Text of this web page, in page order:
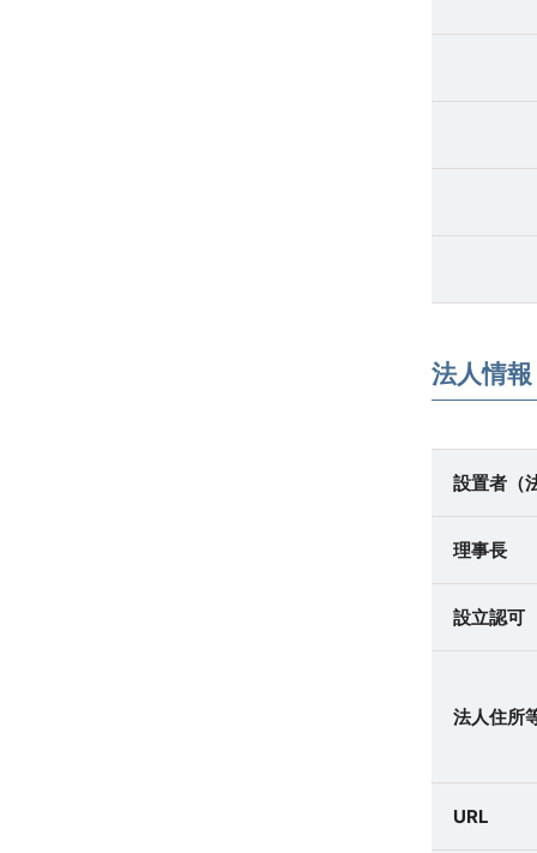
法人情報
設置者
理事長
設立認可
法人住所
URL